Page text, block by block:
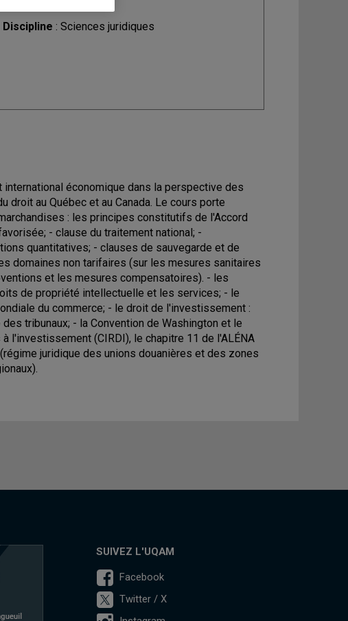
Discipline : Sciences juridiques
économique dans la perspective des
au Québec et au Canada. Le cours porte
: les principes constitutifs de l'Accord
- clause du traitement national; -
quantitatives; - clauses de sauvegarde et de
domaines non tarifaires (sur les mesures sanitaires
et les mesures compensatoires). - les
de propriété intellectuelle et les services; - le
du commerce; - le droit de l'investissement :
tribunaux; - la Convention de Washington et le
l'investissement (CIRDI), le chapitre 11 de l'ALÉNA
juridique des unions douanières et des zones
SUIVEZ L'UQAM
Facebook
Twitter / X